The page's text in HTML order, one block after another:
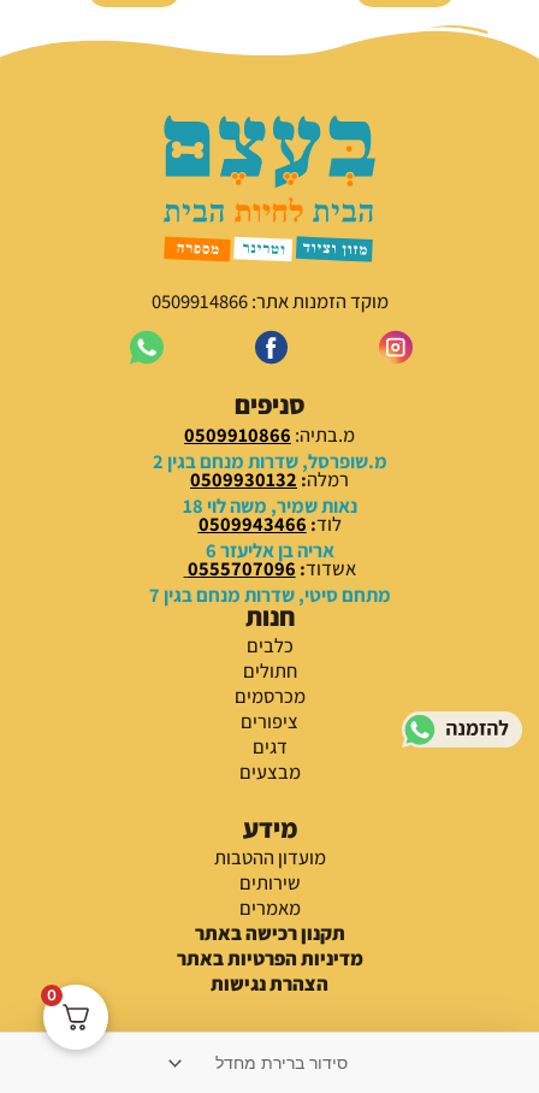
מוקד הזמנות אתר: 0509914866
סניפים
מ.בתיה: 0509910866
מ.שופרסל, שדרות מנחם בגין 2
רמלה:
0509930132
נאות שמיר, משה לוי 18
לוד:
0509943466
אריה בן אליעזר 6
אשדוד:
0555707096
מתחם סיטי, שדרות מנחם בגין 7
חנות
כלבים
חתולים
מכרסמים
ציפורים
דגים
מבצעים
מידע
מועדון ההטבות
שירותים
מאמרים
תקנון רכישה באתר
מדיניות הפרטיות באתר
הצהרת נגישות
צור קשר
0